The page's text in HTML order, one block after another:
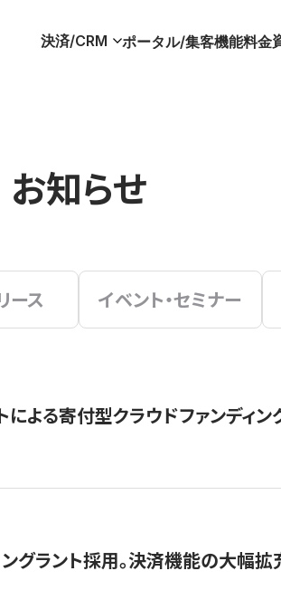
決済/CRM ポータル/集客機能料金
お知らせ
ース イベント・セミナー
よる寄付型クラウドファンディ
グラント採用。決済機能の大幅